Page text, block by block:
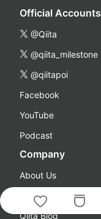
Official Accounts
@Qiita
@qiita_milestone
@qiitapoi
Facebook
YouTube
Podcast
Company
About Us
Careers
Qiita Blog